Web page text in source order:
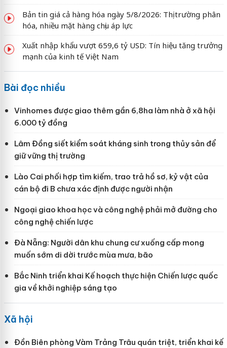
Bản tin giá cả hàng hóa ngày 5/8/2026: Thị trường phân
hóa, nhiều mặt hàng chịu áp lực
Xuất nhập khẩu vượt 659,6 tỷ USD: Tín hiệu tăng trưởng
mạnh của kinh tế Việt Nam
Bài đọc nhiều
Vinhomes được giao thêm gần 6,8ha làm nhà ở xã hội
6.000 tỷ đồng
Lâm Đồng siết kiểm soát kháng sinh trong thủy sản để
giữ vững thị trường
Lào Cai phối hợp tìm kiếm, trao trả hồ sơ, kỷ vật của
cán bộ đi B chưa xác định được người nhận
Ngoại giao khoa học và công nghệ phải mở đường cho
công nghệ chiến lược
Đà Nẵng: Người dân khu chung cư xuống cấp mong
muốn sớm di dời trước mùa mưa, bão
Bắc Ninh triển khai Kế hoạch thực hiện Chiến lược quốc
gia về khởi nghiệp sáng tạo
Xã hội
Đồn Biên phòng Vàm Trảng Trâu quán triệt, triển khai kế